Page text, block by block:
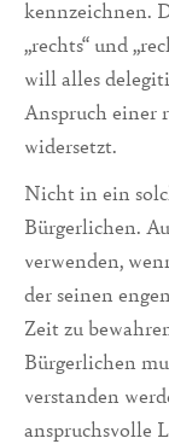
kennzeichnen.
„rechts“ und
will alles
Anspruch einer
widersetzt.
Nicht in ein
Bürgerlichen.
verwenden,
der seinen
Zeit zu
Bürgerlichen
verstanden
anspruchsvolle